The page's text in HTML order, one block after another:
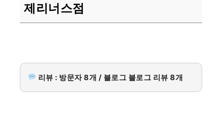
제리너스점
리뷰 : 방문자 8개 / 블로그 블로그 리뷰 8개